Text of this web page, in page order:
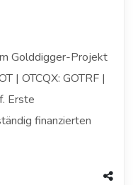
Golddigger-Projekt
| OTCQX: GOTRF |
Erste
finanzierten